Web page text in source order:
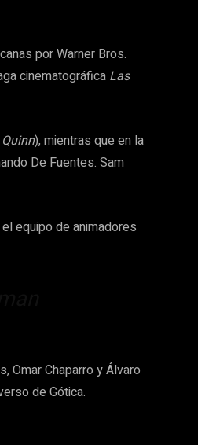
por Warner Bros.
cinematográfica Las
), mientras que en la
De Fuentes. Sam
equipo de animadores
Omar Chaparro y Álvaro
de Gótica.